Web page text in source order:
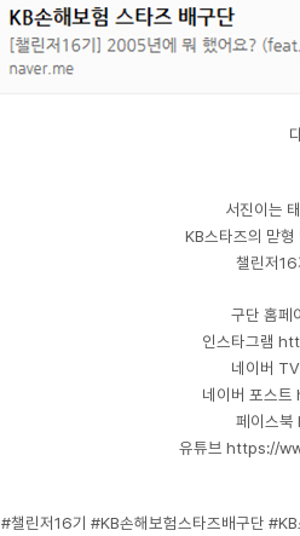
서진이는
KB스타즈의 맏
챌린저16
구단 홈
인스타그램
네이버
네이버 포스
페이스북
유튜브 https://
#챌린저16기 #KB손해보험스타즈배구단